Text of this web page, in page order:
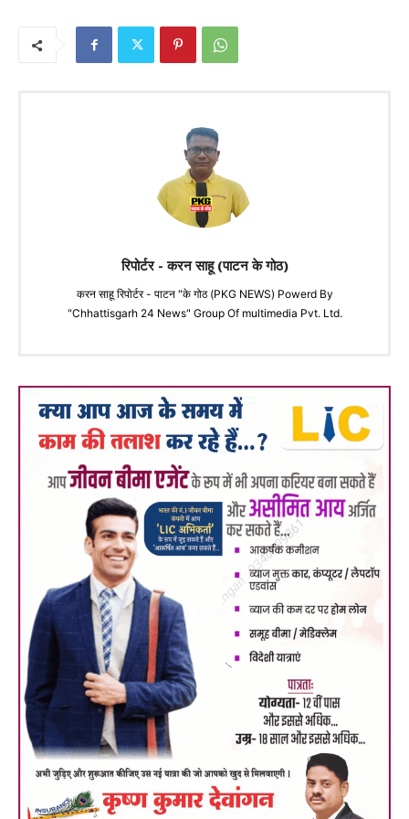
रिपोर्टर - करन साहू (पाटन के गोठ)
करन साहू रिपोर्टर - पाटन "के गोठ (PKG NEWS) Powerd By
"Chhattisgarh 24 News" Group Of multimedia Pvt. Ltd.